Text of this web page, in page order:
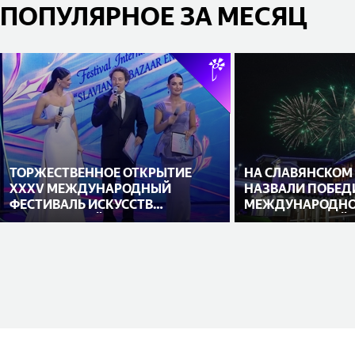
ПОПУЛЯРНОЕ ЗА МЕСЯЦ
ТОРЖЕСТВЕННОЕ ОТКРЫТИЕ
XXXV МЕЖДУНАРОДНЫЙ
ФЕСТИВАЛЬ ИСКУССТВ
«СЛАВЯНСКИЙ БАЗАР В
НА СЛАВЯНСКОМ
НАЗВАЛИ
ИСПОЛНИТЕЛЕЙ